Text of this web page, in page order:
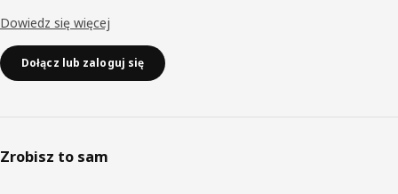
Dowiedz się więcej
Dołącz lub zaloguj się
Zrobisz to sam